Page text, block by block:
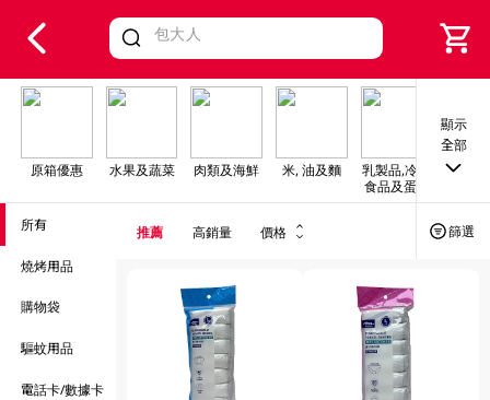
Valid Until 30 June 2026
原箱優惠 水果及蔬菜 肉類及海鮮 米, 油及麵
乳製品,冷凍
食品及蛋類
早餐
顯示
全部
所有
燒烤用品
購物袋
驅蚊用品
電話卡/數據卡
推薦 高銷量 價格 篩選